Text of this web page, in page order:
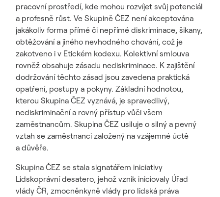
pracovní prostředí, kde mohou rozvíjet svůj potenciál
a profesně růst. Ve Skupině ČEZ není akceptována
jakákoliv forma přímé či nepřímé diskriminace, šikany,
obtěžování a jiného nevhodného chování, což je
zakotveno i v Etickém kodexu. Kolektivní smlouva
rovněž obsahuje zásadu nediskriminace. K zajištění
dodržování těchto zásad jsou zavedena praktická
opatření, postupy a pokyny. Základní hodnotou,
kterou Skupina ČEZ vyznává, je spravedlivý,
nediskriminační a rovný přístup vůči všem
zaměstnancům. Skupina ČEZ usiluje o silný a pevný
vztah se zaměstnanci založený na vzájemné úctě
a důvěře.
Skupina ČEZ se stala signatářem iniciativy
Lidskoprávní desatero, jehož vznik iniciovaly Úřad
vlády ČR, zmocněnkyně vlády pro lidská práva